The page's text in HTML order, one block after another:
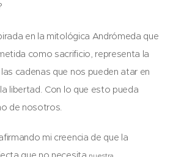
en la mitológica Andrómeda que
como sacrificio, representa la
cadenas que nos pueden atar en
libertad. Con lo que esto pueda
de nosotros.
mi creencia de que la